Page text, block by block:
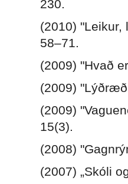
230.
(2010)
58–71.
(2009) "Hvað
(2009)
(2009)
15(3).
(2008)
(2007) „Skóli